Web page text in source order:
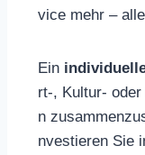
vice mehr –
Ein
rt-, Kultur-
n
nvestieren Sie